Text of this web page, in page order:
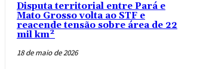
Disputa territorial entre Pará e
Mato Grosso volta ao STF e
reacende tensão sobre área de 22
mil km²
18 de maio de 2026